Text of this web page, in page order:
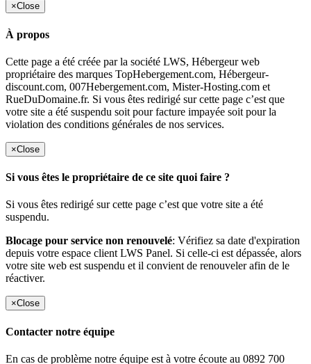
×Close
À propos
Cette page a été créée par la société LWS, Hébergeur web
propriétaire des marques TopHebergement.com, Hébergeur-
discount.com, 007Hebergement.com, Mister-Hosting.com et
RueDuDomaine.fr. Si vous êtes redirigé sur cette page c’est que
votre site a été suspendu soit pour facture impayée soit pour la
violation des conditions générales de nos services.
×Close
Si vous êtes le propriétaire de ce site quoi faire ?
Si vous êtes redirigé sur cette page c’est que votre site a été
suspendu.
Blocage pour service non renouvelé: Vérifiez sa date d'expiration
depuis votre espace client LWS Panel. Si celle-ci est dépassée, alors
votre site web est suspendu et il convient de renouveler afin de le
réactiver.
×Close
Contacter notre équipe
En cas de problème notre équipe est à votre écoute au 0892 700